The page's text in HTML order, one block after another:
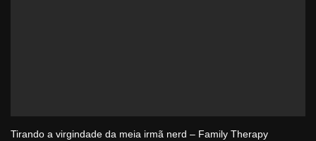
Tirando a virgindade da meia irmã nerd – Family Therapy